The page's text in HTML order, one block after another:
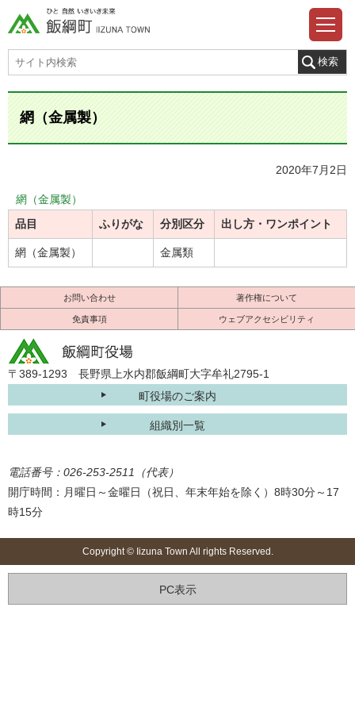
網（金属製）
2020年7月2日
網（金属製）
品目
ふりがな 分別区分 出し方・ワンポイント
網（金属製） 金属類
お問い合わせ 著作権について
免責事項 ウェブアクセシビリティ
〒389-1293 長野県上水内郡飯綱町大字牟礼2795-1
町役場のご案内
組織別一覧
電話番号：026-253-2511（代表）
開庁時間：月曜日～金曜日（祝日、年末年始を除く）8時30分～17
時15分
Copyright © Iizuna Town All rights Reserved.
PC表示